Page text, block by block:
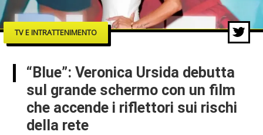
TV E INTRATTENIMENTO
“Blue”: Veronica Ursida debutta
sul grande schermo con un film
che accende i riflettori sui rischi
della rete